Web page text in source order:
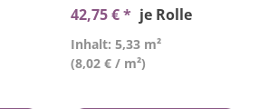
42,75 € * je Rolle
Inhalt: 5,33 m²
(8,02 € / m²)